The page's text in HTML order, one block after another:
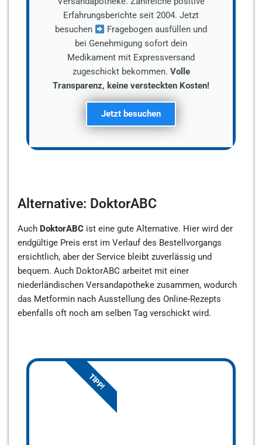
Erfahrungsberichte seit 2004. Jetzt
besuchen
Fragebogen ausfüllen und
bei Genehmigung sofort dein
Medikament mit Expressversand
zugeschickt bekommen. Volle
Transparenz, keine versteckten Kosten!
Jetzt besuchen
Alternative: DoktorABC
Auch DoktorABC ist eine gute Alternative. Hier wird der
endgültige Preis erst im Verlauf des Bestellvorgangs
ersichtlich, aber der Service bleibt zuverlässig und
bequem. Auch DoktorABC arbeitet mit einer
niederländischen Versandapotheke zusammen, wodurch
das Metformin nach Ausstellung des Online-Rezepts
ebenfalls oft noch am selben Tag verschickt wird.
TIPP!